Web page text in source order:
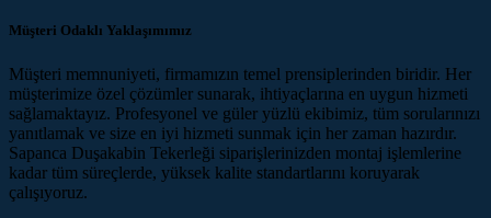
Müşteri Odaklı Yaklaşımımız
Müşteri memnuniyeti, firmamızın temel prensiplerinden biridir. Her
müşterimize özel çözümler sunarak, ihtiyaçlarına en uygun hizmeti
sağlamaktayız. Profesyonel ve güler yüzlü ekibimiz, tüm sorularınızı
yanıtlamak ve size en iyi hizmeti sunmak için her zaman hazırdır.
Sapanca Duşakabin Tekerleği siparişlerinizden montaj işlemlerine
kadar tüm süreçlerde, yüksek kalite standartlarını koruyarak
çalışıyoruz.